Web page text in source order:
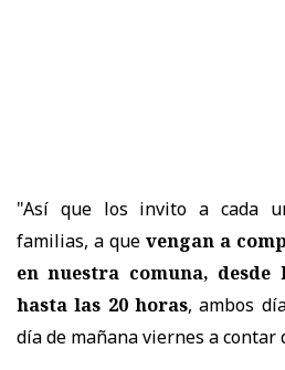
"Así que los invito a cada
familias, a que vengan a
en nuestra comuna, desde
hasta las 20 horas, ambos
día de mañana viernes a contar